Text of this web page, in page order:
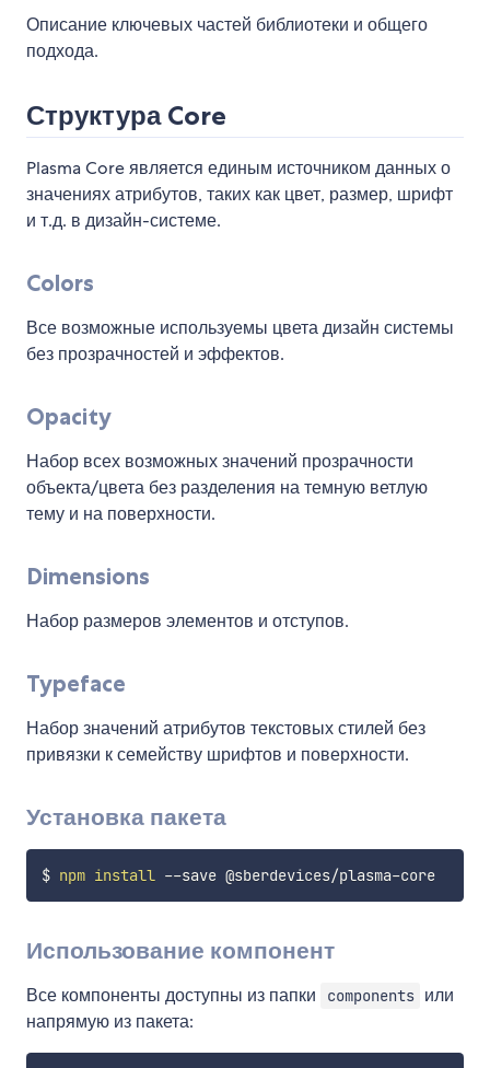
Описание ключевых частей библиотеки и общего
подхода.
Структура Core
Plasma Core является единым источником данных о
значениях атрибутов, таких как цвет, размер, шрифт
и т.д. в дизайн-системе.
Colors
Все возможные используемы цвета дизайн системы
без прозрачностей и эффектов.
Opacity
Набор всех возможных значений прозрачности
объекта/цвета без разделения на темную ветлую
тему и на поверхности.
Dimensions
Набор размеров элементов и отступов.
Typeface
Набор значений атрибутов текстовых стилей без
привязки к семейству шрифтов и поверхности.
Установка пакета
$ npm install --save @sberdevices/plasma-core
Использование компонент
Все компоненты доступны из папки components или
напрямую из пакета: